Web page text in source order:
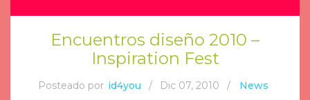
Encuentros diseño 2010 –
Inspiration Fest
Posteado por id4you / Dic 07, 2010 / News